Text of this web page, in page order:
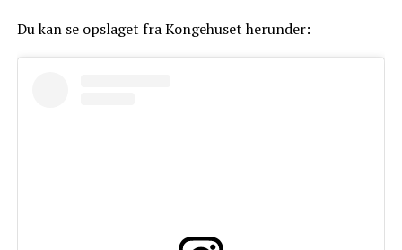
Du kan se opslaget fra Kongehuset herunder: